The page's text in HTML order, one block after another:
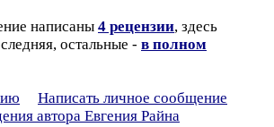
написаны 4 рецензии, здесь
остальные - в полном
Написать личное сообщение
автора Евгения Райна